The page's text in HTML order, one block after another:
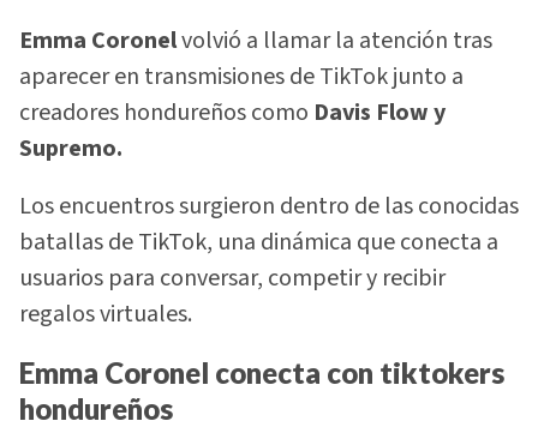
Emma Coronelvolvió a llamar la atención tras
aparecer en transmisiones de TikTok junto a
creadores hondureños como Davis Flow y
Supremo.
Los encuentros surgieron dentro de las conocidas
batallas de TikTok, una dinámica que conecta a
usuarios para conversar, competir y recibir
regalos virtuales.
Emma Coronel conecta con tiktokers
hondureños